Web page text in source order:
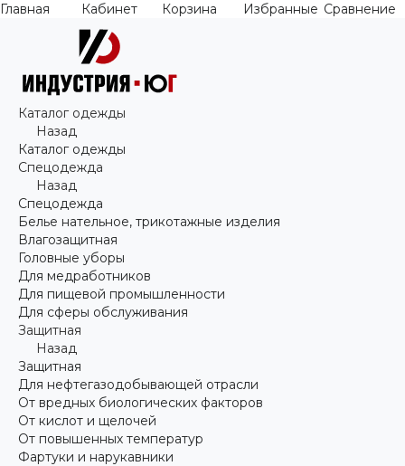
Главная Кабинет Корзина Избранные Сравнение
Каталог одежды
Назад
Каталог одежды
Спецодежда
Назад
Спецодежда
Белье нательное, трикотажные изделия
Влагозащитная
Головные уборы
Для медработников
Для пищевой промышленности
Для сферы обслуживания
Защитная
Назад
Защитная
Для нефтегазодобывающей отрасли
От вредных биологических факторов
От кислот и щелочей
От повышенных температур
Фартуки и нарукавники